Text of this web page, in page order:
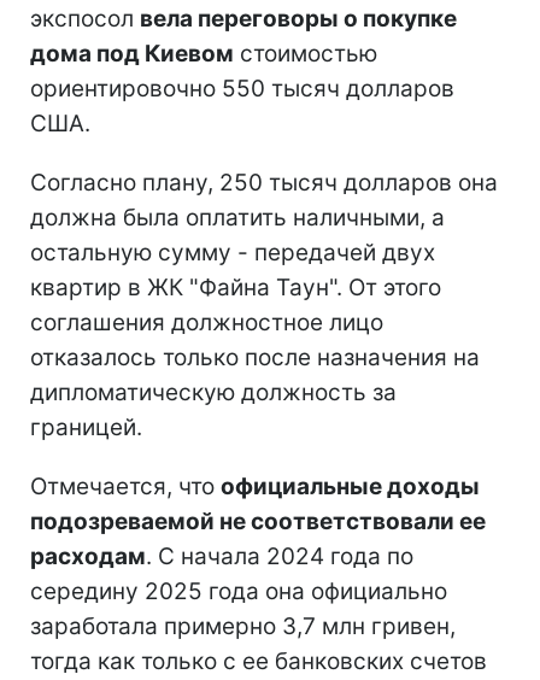
экспосол вела переговоры о покупке
дома под Киевом стоимостью
ориентировочно 550 тысяч долларов
США.
Согласно плану, 250 тысяч долларов она
должна была оплатить наличными, а
остальную сумму - передачей двух
квартир в ЖК "Файна Таун". От этого
соглашения должностное лицо
отказалось только после назначения на
дипломатическую должность за
границей.
Отмечается, что официальные доходы
подозреваемой не соответствовали ее
расходам. С начала 2024 года по
середину 2025 года она официально
заработала примерно 3,7 млн гривен,
тогда как только с ее банковских счетов